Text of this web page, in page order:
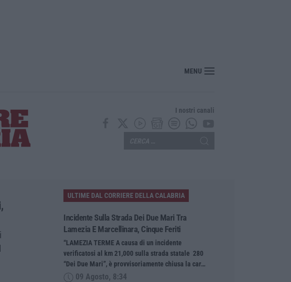
MENU
I nostri canali
ULTIME DAL CORRIERE DELLA CALABRIA
Incidente Sulla Strada Dei Due Mari Tra
Lamezia E Marcellinara, Cinque Feriti
“LAMEZIA TERME A causa di un incidente
verificatosi al km 21,000 sulla strada statale 280
“Dei Due Mari”, è provvisoriamente chiusa la car…
09 Agosto, 8:34